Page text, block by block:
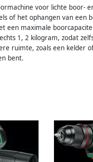
voor lichte boor-
of het ophangen van een
een maximale
1, 2 kilogram, zodat
ruimte, zoals een kelder
bent.